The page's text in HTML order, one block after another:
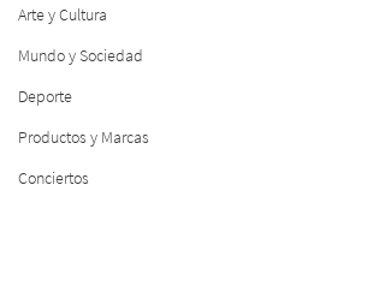
Arte y Cultura
Mundo y Sociedad
Deporte
Productos y Marcas
Conciertos